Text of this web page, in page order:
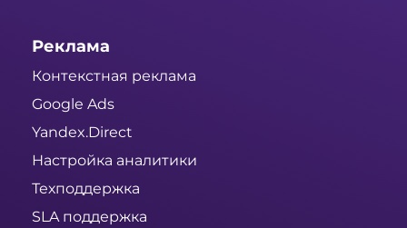
Реклама
Контекстная реклама
Google Ads
Yandex.Direct
Настройка аналитики
Техподдержка
SLA поддержка